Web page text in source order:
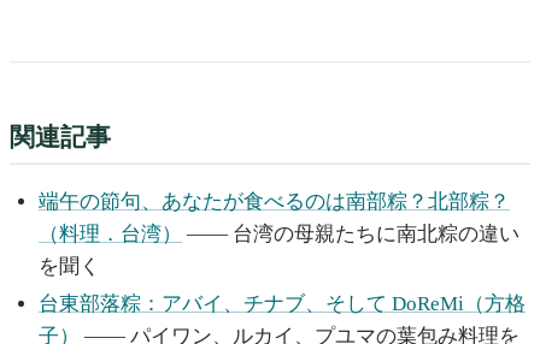
関連記事
端午の節句、あなたが食べるのは南部粽？北部粽？
（料理．台湾）
—— 台湾の母親たちに南北粽の違い
を聞く
台東部落粽：アバイ、チナブ、そして DoReMi（方格
子）
—— パイワン、ルカイ、プユマの葉包み料理を